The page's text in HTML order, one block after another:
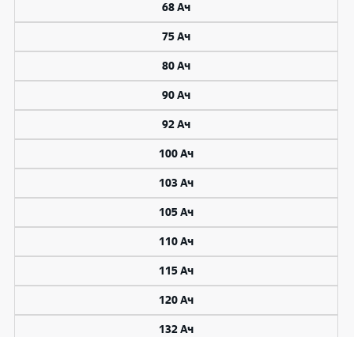
68 Ач
75 Ач
80 Ач
90 Ач
92 Ач
100 Ач
103 Ач
105 Ач
110 Ач
115 Ач
120 Ач
132 Ач